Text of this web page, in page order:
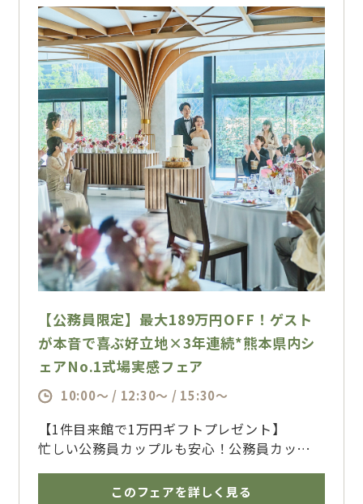
～みどりアイクリニック～
結婚式という特別な日に向けて
ブライダル美容を医療の力でサポート♪
【公務員限定】最大189万円OFF！ゲスト
が本音で喜ぶ好立地×3年連続*熊本県内シ
ェアNo.1式場実感フェア
10:00～ / 12:30～ / 15:30～
【1件目来館で1万円ギフトプレゼント】
忙しい公務員カップルも安心！公務員カップル
選ばれ続けてきたからこその、打ち合わせのし
このフェアを詳しく見る